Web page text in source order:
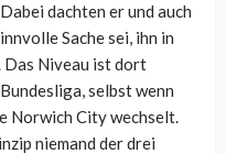
dachten er und auch
Sache sei, ihn in
Das Niveau ist dort
selbst wenn
Norwich City wechselt.
niemand der drei